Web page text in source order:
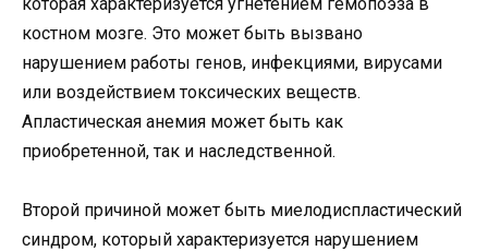
костном мозге. Это может быть вызвано
нарушением работы генов, инфекциями, вирусами
или воздействием токсических веществ.
Апластическая анемия может быть как
приобретенной, так и наследственной.
Второй причиной может быть миелодиспластический
синдром, который характеризуется нарушением